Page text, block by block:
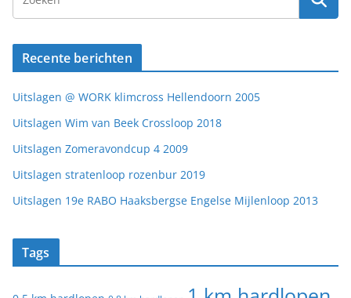
Recente berichten
Uitslagen @ WORK klimcross Hellendoorn 2005
Uitslagen Wim van Beek Crossloop 2018
Uitslagen Zomeravondcup 4 2009
Uitslagen stratenloop rozenbur 2019
Uitslagen 19e RABO Haaksbergse Engelse Mijlenloop 2013
Tags